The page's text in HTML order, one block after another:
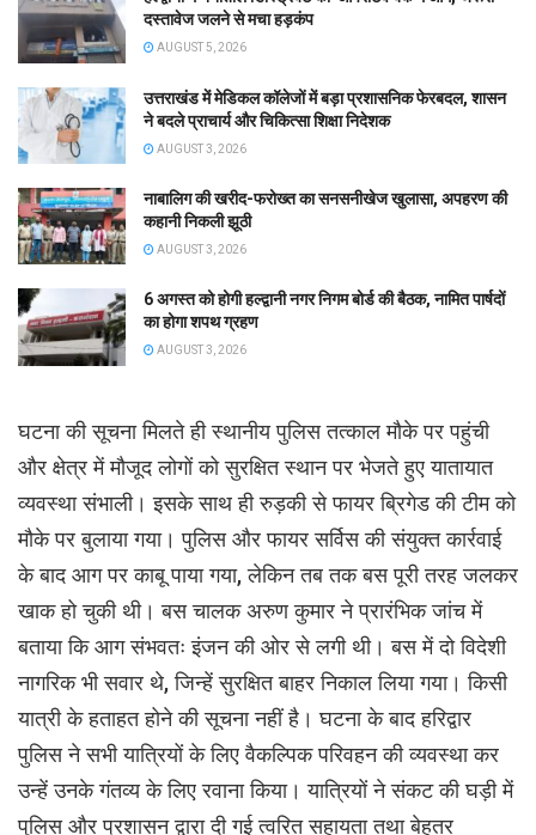
दस्तावेज जलने से मचा हड़कंप
AUGUST 5, 2026
उत्तराखंड में मेडिकल कॉलेजों में बड़ा प्रशासनिक फेरबदल, शासन
ने बदले प्राचार्य और चिकित्सा शिक्षा निदेशक
AUGUST 3, 2026
नाबालिग की खरीद-फरोख्त का सनसनीखेज खुलासा, अपहरण की
कहानी निकली झूठी
AUGUST 3, 2026
6 अगस्त को होगी हल्द्वानी नगर निगम बोर्ड की बैठक, नामित पार्षदों
का होगा शपथ ग्रहण
AUGUST 3, 2026
घटना की सूचना मिलते ही स्थानीय पुलिस तत्काल मौके पर पहुंची
और क्षेत्र में मौजूद लोगों को सुरक्षित स्थान पर भेजते हुए यातायात
व्यवस्था संभाली। इसके साथ ही रुड़की से फायर ब्रिगेड की टीम को
मौके पर बुलाया गया। पुलिस और फायर सर्विस की संयुक्त कार्रवाई
के बाद आग पर काबू पाया गया, लेकिन तब तक बस पूरी तरह जलकर
खाक हो चुकी थी। बस चालक अरुण कुमार ने प्रारंभिक जांच में
बताया कि आग संभवतः इंजन की ओर से लगी थी। बस में दो विदेशी
नागरिक भी सवार थे, जिन्हें सुरक्षित बाहर निकाल लिया गया। किसी
यात्री के हताहत होने की सूचना नहीं है। घटना के बाद हरिद्वार
पुलिस ने सभी यात्रियों के लिए वैकल्पिक परिवहन की व्यवस्था कर
उन्हें उनके गंतव्य के लिए रवाना किया। यात्रियों ने संकट की घड़ी में
पुलिस और प्रशासन द्वारा दी गई त्वरित सहायता तथा बेहतर